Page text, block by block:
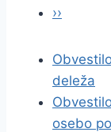
››
deleža
osebo